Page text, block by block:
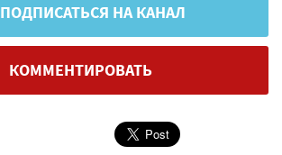
ПОДПИСАТЬСЯ НА КАНАЛ
КОММЕНТИРОВАТЬ